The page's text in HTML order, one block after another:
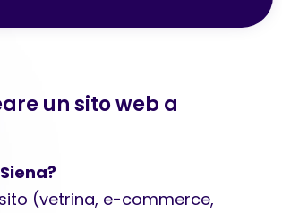
un sito web a
(vetrina, e-commerce,